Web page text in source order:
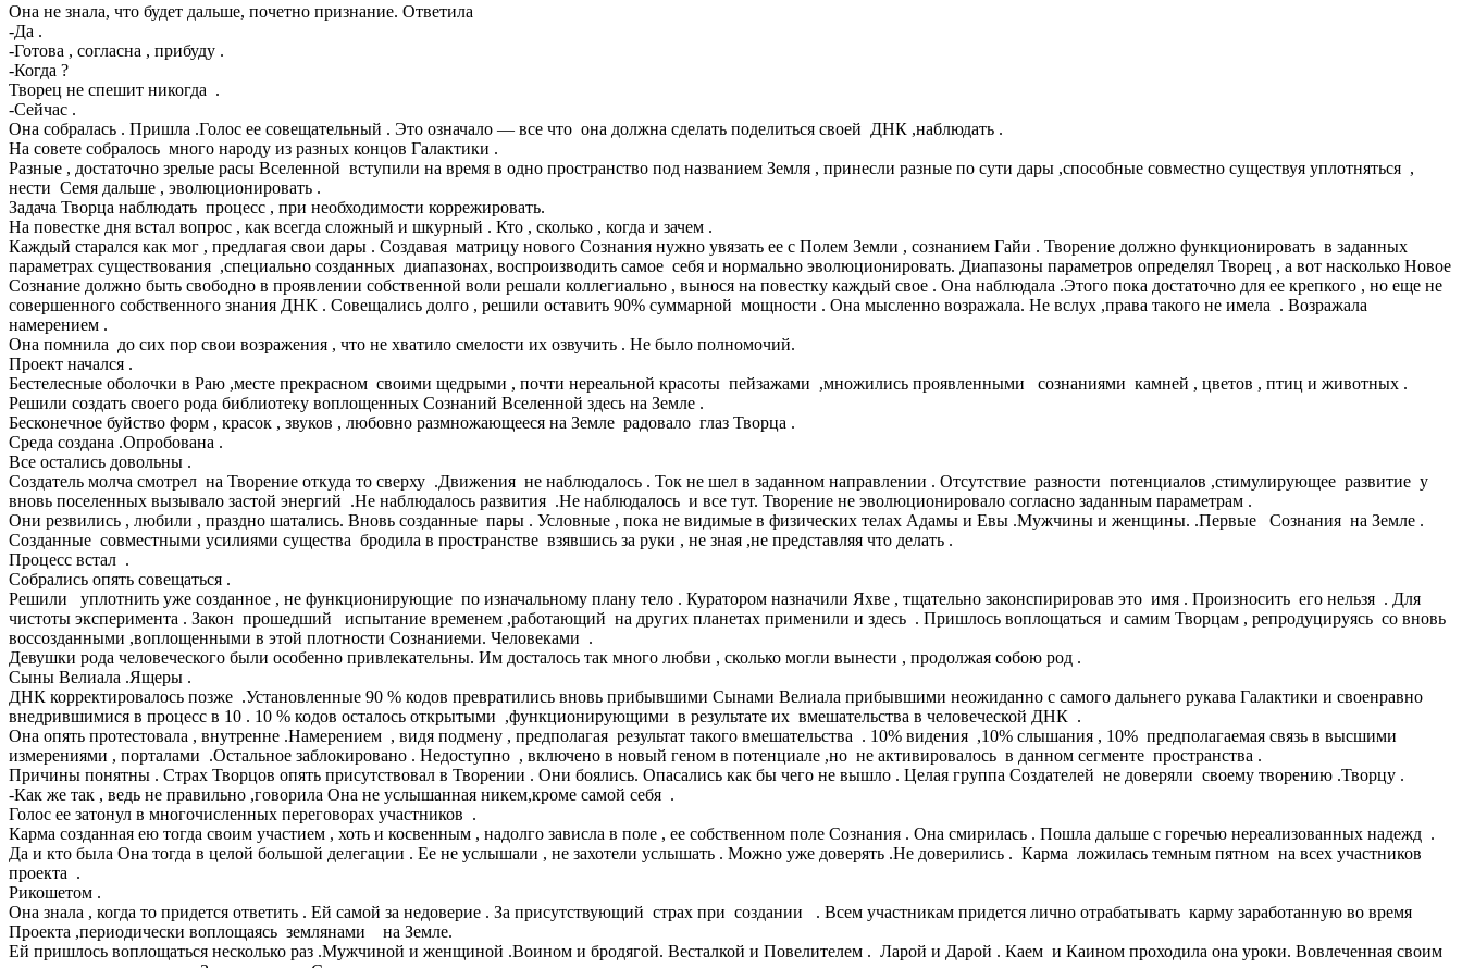
Она не знала, что будет дальше, почетно признание. Ответила
-Да .
-Готова , согласна , прибуду .
-Когда ?
Творец не спешит никогда .
-Сейчас .
Она собралась . Пришла .Голос ее совещательный . Это означало — все что она должна сделать поделиться своей ДНК ,наблюдать .
На совете собралось много народу из разных концов Галактики .
Разные , достаточно зрелые расы Вселенной вступили на время в одно пространство под названием Земля , принесли разные по сути дары ,способные совместно существуя уплотняться ,
нести Семя дальше , эволюционировать .
Задача Творца наблюдать процесс , при необходимости коррежировать.
На повестке дня встал вопрос , как всегда сложный и шкурный . Кто , сколько , когда и зачем .
Каждый старался как мог , предлагая свои дары . Создавая матрицу нового Сознания нужно увязать ее с Полем Земли , сознанием Гайи . Творение должно функционировать в заданных
параметрах существования ,специально созданных диапазонах, воспроизводить самое себя и нормально эволюционировать. Диапазоны параметров определял Творец , а вот насколько Новое
Сознание должно быть свободно в проявлении собственной воли решали коллегиально , вынося на повестку каждый свое . Она наблюдала .Этого пока достаточно для ее крепкого , но еще не
совершенного собственного знания ДНК . Совещались долго , решили оставить 90% суммарной мощности . Она мысленно возражала. Не вслух ,права такого не имела . Возражала
намерением .
Она помнила до сих пор свои возражения , что не хватило смелости их озвучить . Не было полномочий.
Проект начался .
Бестелесные оболочки в Раю ,месте прекрасном своими щедрыми , почти нереальной красоты пейзажами ,множились проявленными сознаниями камней , цветов , птиц и животных .
Решили создать своего рода библиотеку воплощенных Сознаний Вселенной здесь на Земле .
Бесконечное буйство форм , красок , звуков , любовно размножающееся на Земле радовало глаз Творца .
Среда создана .Опробована .
Все остались довольны .
Создатель молча смотрел на Творение откуда то сверху .Движения не наблюдалось . Ток не шел в заданном направлении . Отсутствие разности потенциалов ,стимулирующее развитие у
вновь поселенных вызывало застой энергий .Не наблюдалось развития .Не наблюдалось и все тут. Творение не эволюционировало согласно заданным параметрам .
Они резвились , любили , праздно шатались. Вновь созданные пары . Условные , пока не видимые в физических телах Адамы и Евы .Мужчины и женщины. .Первые Сознания на Земле .
Созданные совместными усилиями существа бродила в пространстве взявшись за руки , не зная ,не представляя что делать .
Процесс встал .
Собрались опять совещаться .
Решили уплотнить уже созданное , не функционирующие по изначальному плану тело . Куратором назначили Яхве , тщательно законспирировав это имя . Произносить его нельзя . Для
чистоты эксперимента . Закон прошедший испытание временем ,работающий на других планетах применили и здесь . Пришлось воплощаться и самим Творцам , репродуцируясь со вновь
воссозданными ,воплощенными в этой плотности Сознаниеми. Человеками .
Девушки рода человеческого были особенно привлекательны. Им досталось так много любви , сколько могли вынести , продолжая собою род .
Сыны Велиала .Ящеры .
ДНК корректировалось позже .Установленные 90 % кодов превратились вновь прибывшими Сынами Велиала прибывшими неожиданно с самого дальнего рукава Галактики и своенравно
внедрившимися в процесс в 10 . 10 % кодов осталось открытыми ,функционирующими в результате их вмешательства в человеческой ДНК .
Она опять протестовала , внутренне .Намерением , видя подмену , предполагая результат такого вмешательства . 10% видения ,10% слышания , 10% предполагаемая связь в высшими
измерениями , порталами .Остальное заблокировано . Недоступно , включено в новый геном в потенциале ,но не активировалось в данном сегменте пространства .
Причины понятны . Страх Творцов опять присутствовал в Творении . Они боялись. Опасались как бы чего не вышло . Целая группа Создателей не доверяли своему творению .Творцу .
-Как же так , ведь не правильно ,говорила Она не услышанная никем,кроме самой себя .
Голос ее затонул в многочисленных переговорах участников .
Карма созданная ею тогда своим участием , хоть и косвенным , надолго зависла в поле , ее собственном поле Сознания . Она смирилась . Пошла дальше с горечью нереализованных надежд .
Да и кто была Она тогда в целой большой делегации . Ее не услышали , не захотели услышать . Можно уже доверять .Не доверились . Карма ложилась темным пятном на всех участников
проекта .
Рикошетом .
Она знала , когда то придется ответить . Ей самой за недоверие . За присутствующий страх при создании . Всем участникам придется лично отрабатывать карму заработанную во время
Проекта ,периодически воплощаясь землянами на Земле.
Ей пришлось воплощаться несколько раз .Мужчиной и женщиной .Воином и бродягой. Весталкой и Повелителем . Ларой и Дарой . Каем и Каином проходила она уроки. Вовлеченная своим